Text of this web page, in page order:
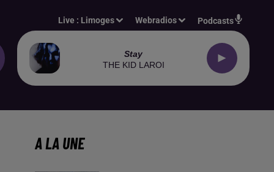
Live : Limoges Webradios Podcasts
Stay
THE KID LAROI
A LA UNE